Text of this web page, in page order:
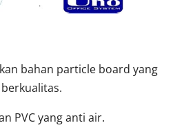
bahan particle board yang
PVC yang anti air.